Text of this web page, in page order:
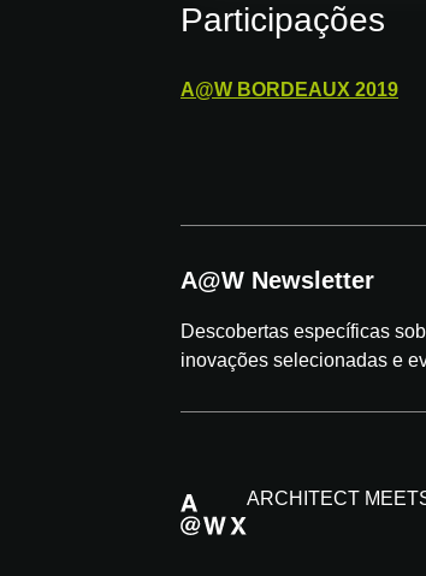
Participações
A@W BORDEAUX 2019
A@W Newsletter
Descobertas específicas
inovações selecionadas e
ARCHITECT